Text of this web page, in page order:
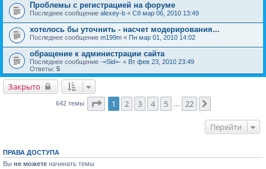
Проблемы с регистрацией на форуме
Последнее сообщение alexey-b « Сб мар 06, 2010 13:49
хотелось бы уточнить - насчет модерирования...
Последнее сообщение m199m « Пн мар 01, 2010 14:02
обращение к администрации сайта
Последнее сообщение -=Sid=- « Вт фев 23, 2010 23:49
Ответы: 5
Закрыто
642 темы Страница1 из
1 2 3 4 5 22
Перейти
ПРАВА ДОСТУПА
Вы не можете начинать темы